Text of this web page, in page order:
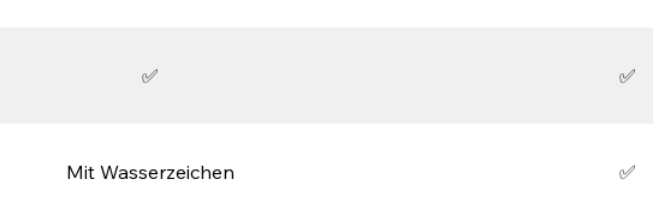
✅ ✅
Mit Wasserzeichen ✅